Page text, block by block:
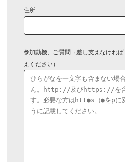
住所
参加動機、ご質問（差し支えなけれ
えください）